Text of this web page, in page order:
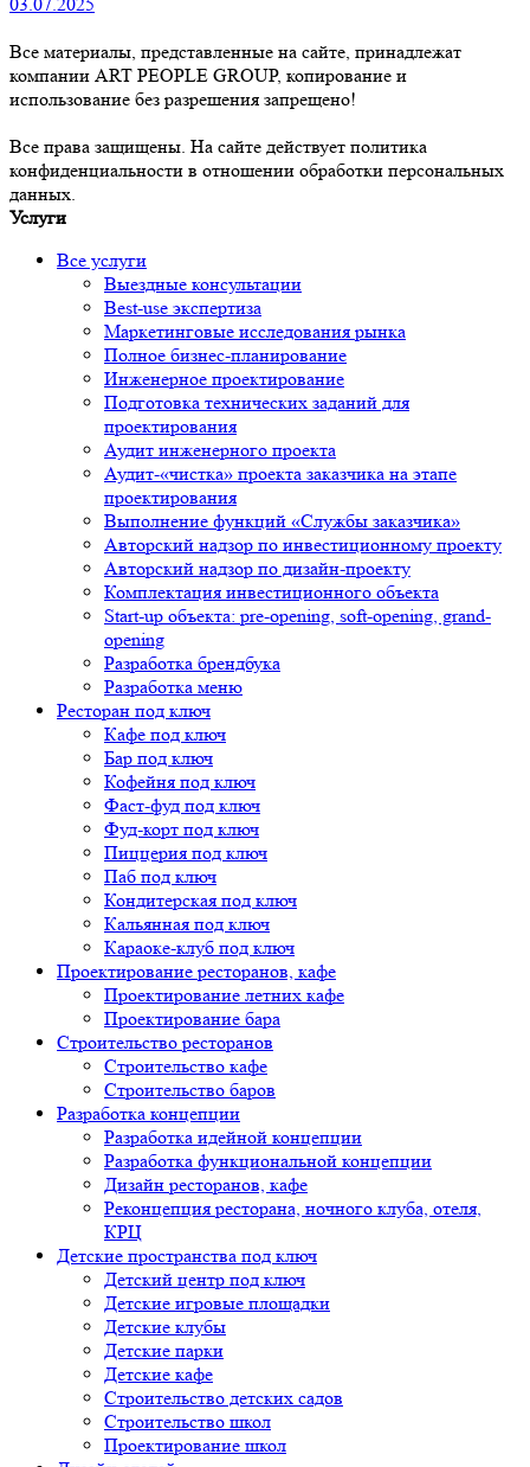
Все материалы, представленные на сайте, принадлежат
компании ART PEOPLE GROUP, копирование и
использование без разрешения запрещено!
Все права защищены. На сайте действует политика
конфиденциальности в отношении обработки персональных
данных.
Услуги
Все услуги
Выездные консультации
Best-use экспертиза
Маркетинговые исследования рынка
Полное бизнес-планирование
Инженерное проектирование
Подготовка технических заданий для
проектирования
Аудит инженерного проекта
Аудит-«чистка» проекта заказчика на этапе
проектирования
Выполнение функций «Службы заказчика»
Авторский надзор по инвестиционному проекту
Авторский надзор по дизайн-проекту
Комплектация инвестиционного объекта
Start-up объекта: pre-opening, soft-opening, grand-
opening
Разработка брендбука
Разработка меню
Ресторан под ключ
Кафе под ключ
Бар под ключ
Кофейня под ключ
Фаст-фуд под ключ
Фуд-корт под ключ
Пиццерия под ключ
Паб под ключ
Кондитерская под ключ
Кальянная под ключ
Караоке-клуб под ключ
Проектирование ресторанов, кафе
Проектирование летних кафе
Проектирование бара
Строительство ресторанов
Строительство кафе
Строительство баров
Разработка концепции
Разработка идейной концепции
Разработка функциональной концепции
Дизайн ресторанов, кафе
Реконцепция ресторана, ночного клуба, отеля,
КРЦ
Детские пространства под ключ
Детский центр под ключ
Детские игровые площадки
Детские клубы
Детские парки
Детские кафе
Строительство детских садов
Строительство школ
Проектирование школ